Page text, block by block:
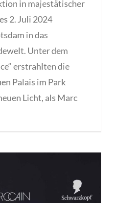
in majestätischer
2. Juli 2024
in das
Unter dem
erstrahlten die
Palais im Park
Licht, als Marc